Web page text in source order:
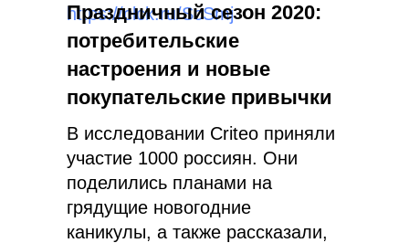
https://clck.ru/ScSmj
В исследовании Criteo приняли
участие 1000 россиян. Они
поделились планами на
грядущие новогодние
каникулы, а также рассказали,
Праздничный сезон 2020:
потребительские
настроения и новые
покупательские привычки